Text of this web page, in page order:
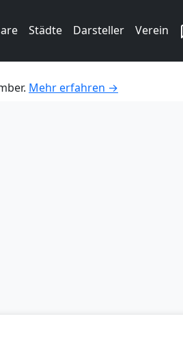
Städte Darsteller Verein
Mehr erfahren →